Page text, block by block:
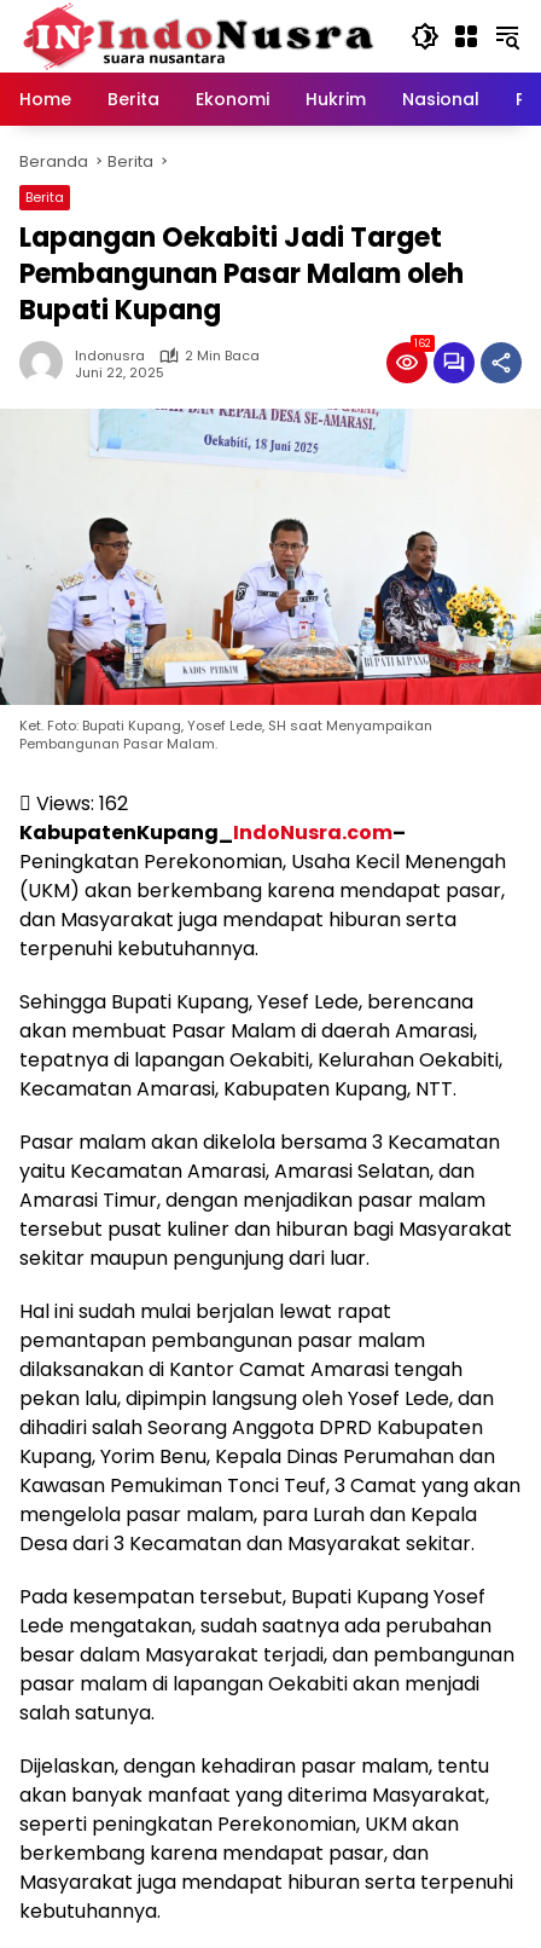
Langsung
konten
Home
Berita Ekonomi Hukrim Nasional
Beranda Berita
Berita
Lapangan Oekabiti Jadi Target
Pembangunan Pasar Malam oleh
Bupati Kupang
Indonusra
2 Min Baca
Juni 22, 2025
162
Ket. Foto: Bupati Kupang, Yosef Lede, SH saat Menyampaikan
Pembangunan Pasar Malam.
Views: 162
KabupatenKupang_IndoNusra.com–
Peningkatan Perekonomian, Usaha Kecil Menengah
(UKM) akan berkembang karena mendapat pasar,
dan Masyarakat juga mendapat hiburan serta
terpenuhi kebutuhannya.
Sehingga Bupati Kupang, Yesef Lede, berencana
akan membuat Pasar Malam di daerah Amarasi,
tepatnya di lapangan Oekabiti, Kelurahan Oekabiti,
Kecamatan Amarasi, Kabupaten Kupang, NTT.
Pasar malam akan dikelola bersama 3 Kecamatan
yaitu Kecamatan Amarasi, Amarasi Selatan, dan
Amarasi Timur, dengan menjadikan pasar malam
tersebut pusat kuliner dan hiburan bagi Masyarakat
sekitar maupun pengunjung dari luar.
Hal ini sudah mulai berjalan lewat rapat
pemantapan pembangunan pasar malam
dilaksanakan di Kantor Camat Amarasi tengah
pekan lalu, dipimpin langsung oleh Yosef Lede, dan
dihadiri salah Seorang Anggota DPRD Kabupaten
Kupang, Yorim Benu, Kepala Dinas Perumahan dan
Kawasan Pemukiman Tonci Teuf, 3 Camat yang akan
mengelola pasar malam, para Lurah dan Kepala
Desa dari 3 Kecamatan dan Masyarakat sekitar.
Pada kesempatan tersebut, Bupati Kupang Yosef
Lede mengatakan, sudah saatnya ada perubahan
besar dalam Masyarakat terjadi, dan pembangunan
pasar malam di lapangan Oekabiti akan menjadi
salah satunya.
Dijelaskan, dengan kehadiran pasar malam, tentu
akan banyak manfaat yang diterima Masyarakat,
seperti peningkatan Perekonomian, UKM akan
berkembang karena mendapat pasar, dan
Masyarakat juga mendapat hiburan serta terpenuhi
kebutuhannya.